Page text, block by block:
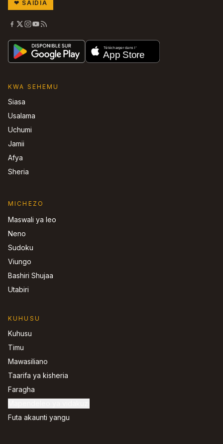
❤ SAIDIA
KWA SEHEMU
Siasa
Usalama
Uchumi
Jamii
Afya
Sheria
MICHEZO
Maswali ya leo
Neno
Sudoku
Viungo
Bashiri Shujaa
Utabiri
KUHUSU
Kuhusu
Timu
Mawasiliano
Taarifa ya kisheria
Faragha
Futa akaunti yangu